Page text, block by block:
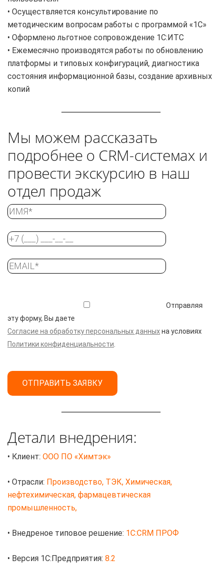
• Осуществляется консультирование по
методическим вопросам работы с программой «1С»
• Оформлено льготное сопровождение 1С:ИТС
• Ежемесячно производятся работы по обновлению
платформы и типовых конфигураций, диагностика
состояния информационной базы, создание архивных
копий
Мы можем рассказать
подробнее о CRM-системах и
провести экскурсию в наш
отдел продаж
Отправляя
эту форму, Вы даете
Согласие на обработку персональных данныхна условиях
Политики конфиденциальности
Детали внедрения:
• Клиент: ООО ПО «Химтэк»
• Отрасли: Производство, ТЭК, Химическая,
нефтехимическая, фармацевтическая
промышленность,
• Внедреное типовое решение: 1С:CRM ПРОФ
• Версия 1С:Предприятия: 8.2